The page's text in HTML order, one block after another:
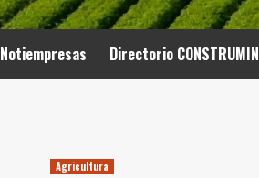
Notiempresas Directorio CONSTRUMIN
Agricultura